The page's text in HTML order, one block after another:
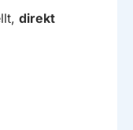
direkt